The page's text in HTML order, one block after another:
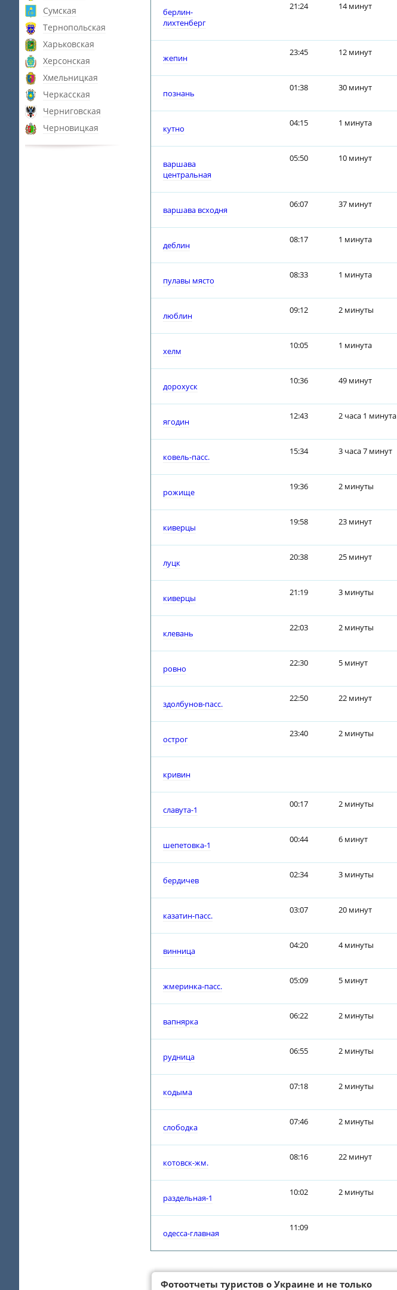
Сумская
Тернопольская
Харьковская
Херсонская
Хмельницкая
Черкасская
Черниговская
Черновицкая
берлин-
лихтенберг
21:24 14 минут
жепин
23:45 12 минут
познань
01:38 30 минут
кутно
04:15 1 минута
варшава
центральная
05:50 10 минут
варшава всходня
06:07 37 минут
деблин
08:17 1 минута
пулавы място
08:33 1 минута
люблин
09:12 2 минуты
хелм
10:05 1 минута
дорохуск
10:36 49 минут
ягодин
12:43 2 часа 1 минута
ковель-пасс.
15:34 3 часа 7 минут
рожище
19:36 2 минуты
киверцы
19:58 23 минут
луцк
20:38 25 минут
киверцы
21:19 3 минуты
клевань
22:03 2 минуты
ровно
22:30 5 минут
здолбунов-пасс.
22:50 22 минут
острог
23:40 2 минуты
кривин
славута-1
00:17 2 минуты
шепетовка-1
00:44 6 минут
бердичев
02:34 3 минуты
казатин-пасс.
03:07 20 минут
винница
04:20 4 минуты
жмеринка-пасс.
05:09 5 минут
вапнярка
06:22 2 минуты
рудница
06:55 2 минуты
кодыма
07:18 2 минуты
слободка
07:46 2 минуты
котовск-жм.
08:16 22 минут
раздельная-1
10:02 2 минуты
одесса-главная
11:09
Фотоотчеты туристов о Украине и не только